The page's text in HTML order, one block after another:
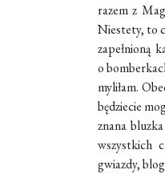
razem z
Niestety, to
zapełnioną
o
myliłam.
będziecie
znana
wszystkich
gwiazdy,